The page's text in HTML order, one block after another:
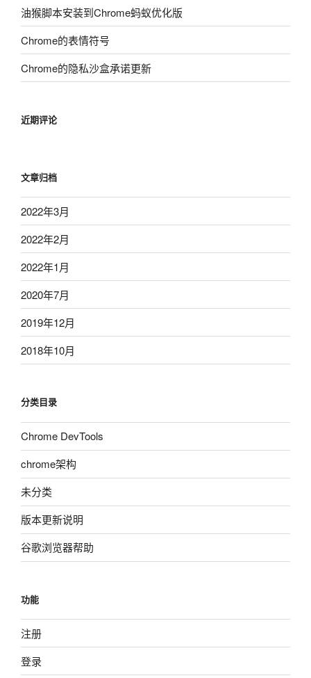
油猴脚本安装到Chrome蚂蚁优化版
Chrome的表情符号
Chrome的隐私沙盒承诺更新
近期评论
文章归档
2022年3月
2022年2月
2022年1月
2020年7月
2019年12月
2018年10月
分类目录
Chrome DevTools
chrome架构
未分类
版本更新说明
谷歌浏览器帮助
功能
注册
登录